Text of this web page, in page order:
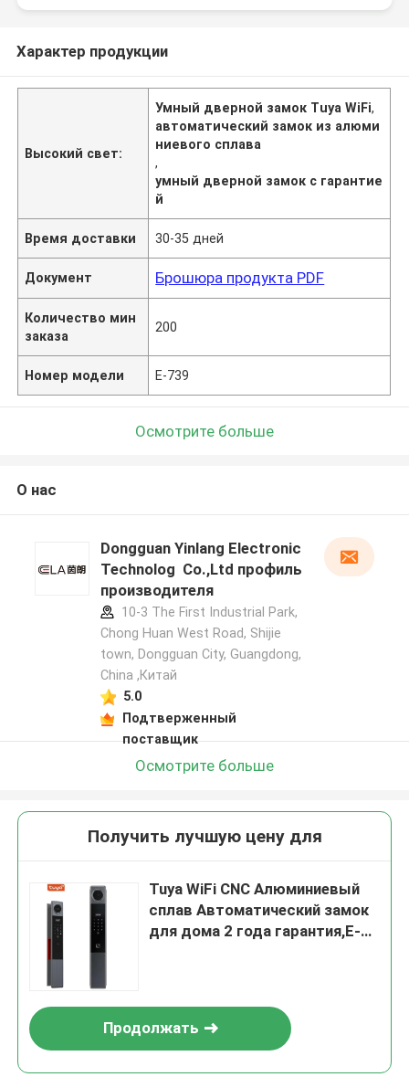
Характер продукции
Высокий свет:
Умный дверной замок Tuya WiFi,
автоматический замок из алюми
ниевого сплава
,
умный дверной замок с гарантие
й
Время доставки 30-35 дней
Документ Брошюра продукта PDF
Количество мин
заказа
200
Номер модели Е-739
Осмотрите больше
О нас
Dongguan Yinlang Electronic
Technolog Co.,Ltd профиль
производителя
10-3 The First Industrial Park,
Chong Huan West Road, Shijie
town, Dongguan City, Guangdong,
China ,Китай
5.0
Подтверженный
поставщик
Осмотрите больше
Получить лучшую цену для
Tuya WiFi CNC Алюминиевый
сплав Автоматический замок
для дома 2 года гарантия,E-
Продолжать